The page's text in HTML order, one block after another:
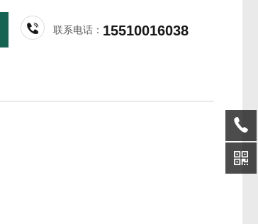
联系电话： 15510016038